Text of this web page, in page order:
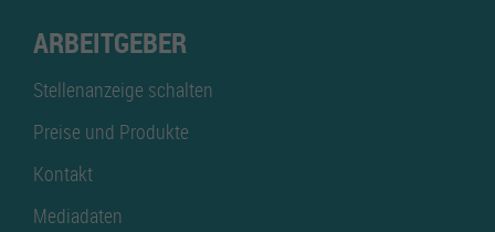
ARBEITGEBER
Stellenanzeige schalten
Preise und Produkte
Kontakt
Mediadaten